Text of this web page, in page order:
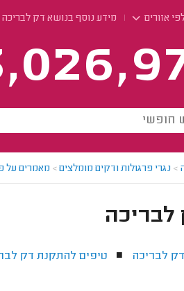
אזורים מידע נוסף בנושא דק לבריכה
> נגרי פרגולות ודקים מומלצים> מאמרים על
לבריכה
דק לבריכה ■ טיפים להתקנת דק